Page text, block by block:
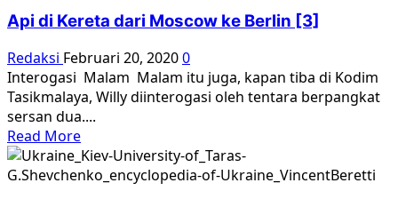
SD
TAPOL
–
Kesaksian
Tragedi
‘1965’
Api di Kereta dari Moscow ke Berlin [3]
Redaksi Februari 20, 20200
Interogasi Malam Malam itu juga, kapan tiba di Kodim
Tasikmalaya, Willy diinterogasi oleh tentara berpangkat
sersan dua....
Read MoreRead
more
about